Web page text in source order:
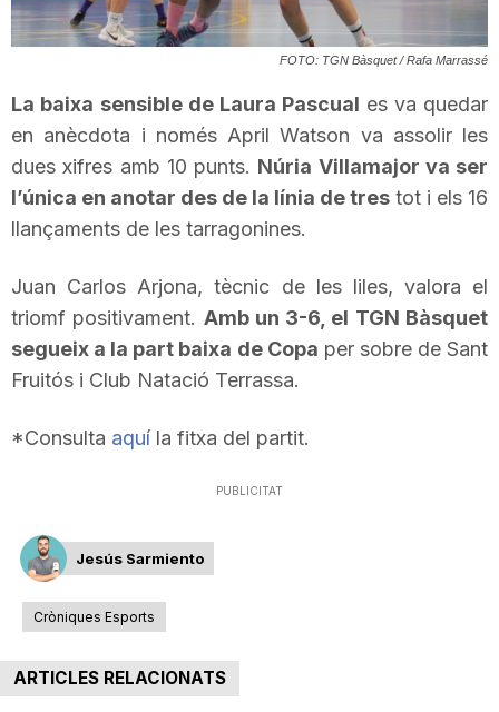
a
r
r
a
n
a
FOTO: TGN Bàsquet / Rafa Marrassé
La baixa sensible de Laura Pascual es va quedar
en anècdota i només April Watson va assolir les
dues xifres amb 10 punts. Núria Villamajor va ser
l’única en anotar des de la línia de tres tot i els 16
llançaments de les tarragonines.
Juan Carlos Arjona, tècnic de les liles, valora el
triomf positivament. Amb un 3-6, el TGN Bàsquet
segueix a la part baixa de Copa per sobre de Sant
Fruitós i Club Natació Terrassa.
*Consulta aquí la fitxa del partit.
PUBLICITAT
Jesús Sarmiento
Cròniques Esports
ARTICLES RELACIONATS